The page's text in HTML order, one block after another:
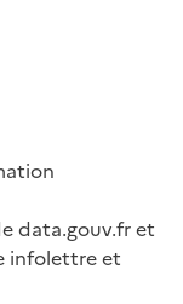
data.gouv.fr et
infolettre et